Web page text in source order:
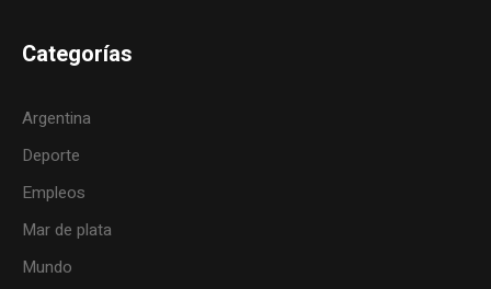
Categorías
Argentina
Deporte
Empleos
Mar de plata
Mundo